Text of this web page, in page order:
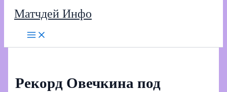
Матчдей Инфо
Рекорд Овечкина под